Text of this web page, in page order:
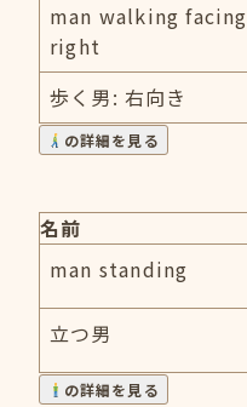
man walking facing
right
歩く男: 右向き
の詳細を見る
名前
man standing
立つ男
の詳細を見る